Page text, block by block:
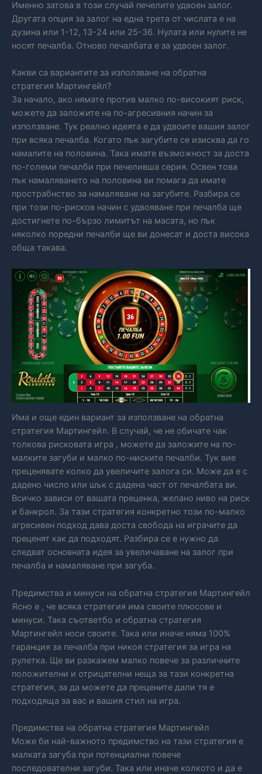
Именно затова в този случай печелите удвоен залог.
Другата опция за залог на една трета от числата е на
дузина или 1-12, 13-24 или 25-36. Нулата или нулите не
носят печалба. Отново печалбата е за удвоен залог.
Какви са вариантите за използване на обратна
стратегия Мартингейл?
За начало, ако нямате против малко по-високият риск,
можете да заложите на по-агресивния начин за
използване. Тук реално идеята е да удвоите вашия залог
при всяка печалба. Когато пък загубите се изисква да го
намалите на половина. Така имате възможност за доста
по-големи печалби при печеливша серия. Освен това
пък намаляването на половина ви помага да имате
прострабнство за намаляване на загубите. Разбира се
при този по-рисков начин с удвояване при печалба ще
достигнете по-бързо лимитът на масата, но пък
няколко поредни печалби ще ви донесат и доста висока
обща такава.
Има и още един вариант за използване на обратна
стратегия Мартингейл. В случай, че не обичате чак
толкова рисковата игра , можете да заложите на по-
малките загуби и малко по-ниските печалби. Тук вие
преценявате колко да увеличите залога си. Може да е с
дадено число или шък с дадена част от печалбата ви.
Всичко зависи от вашата преценка, желано ниво на риск
и банкрол. За тази стратегия конкретно този по-малко
агресивен подход дава доста свобода на играчите да
преценят как да подходят. Разбира се е нужно да
следват основната идея за увеличаване на залог при
печалба и намаляване при загуба.
Предимства и минуси на обратна стратегия Мартингейл
Ясно е , че всяка стратегия има своите плюсове и
минуси. Така съответбо и обратна стратегия
Мартингейл носи своите. Така или иначе няма 100%
гаранция за печалба при никоя стратегия за игра на
рулетка. Ще ви разкажем малко повече за различните
положителни и отрицателни неща за тази конкретна
стратегия, за да можете да прецените дали тя е
подходяща за вас и вашия стил на игра.
Предимства на обратна стратегия Мартингейл
Може би най-важното предимство на тази стратегия е
малката загуба при потенциални повече
последователни загуби. Така или иначе колкото и да е